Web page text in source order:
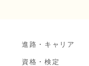
進路・キャリア
資格・検定